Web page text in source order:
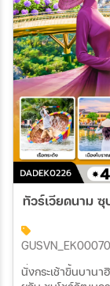
GUSVN_EK00070
นั่งกระเช้าขิ้นบานา